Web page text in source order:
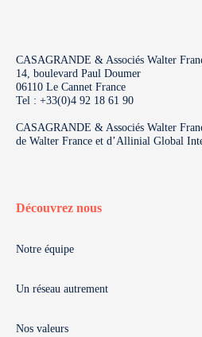
CASAGRANDE & Associés Walter
14, boulevard Paul Doumer
06110 Le Cannet France
Tel : +33(0)4 92 18 61 90
CASAGRANDE & Associés Walter
de Walter France et d’Allinial Global
Découvrez nous
Notre équipe
Un réseau autrement
Nos valeurs